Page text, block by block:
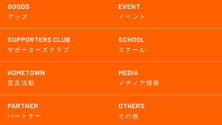
GOODS
グッズ
EVENT
イベント
SUPPORTERS CLUB
サポーターズクラブ
SCHOOL
スクール
HOMETOWN
普及活動
MEDIA
メディア情報
PARTNER
パートナー
OTHERS
その他